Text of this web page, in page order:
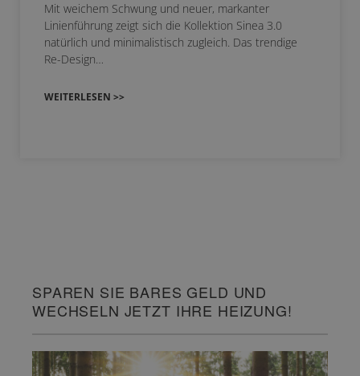
Mit weichem Schwung und neuer, markanter
Linienführung zeigt sich die Kollektion Sinea 3.0
natürlich und minimalistisch zugleich. Das trendige
Re-Design…
WEITERLESEN >>
SPAREN SIE BARES GELD UND
WECHSELN JETZT IHRE HEIZUNG!